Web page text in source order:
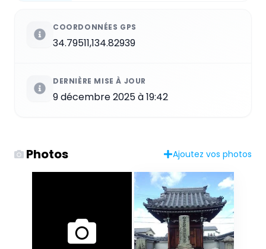
COORDONNÉES GPS
34.79511,134.82939
DERNIÈRE MISE À JOUR
9 décembre 2025 à 19:42
Photos Ajoutez vos photos